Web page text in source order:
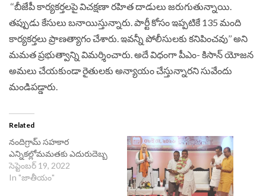
‘‘బీజేపీ కార్యకర్తలపై విచక్షణా రహిత దాడులు జరుగుతున్నాయి.
తప్పుడు కేసులు బనాయిస్తున్నారు. పార్టీ కోసం ఇప్పటికే 135 మంది
కార్యకర్తలు ప్రాణత్యాగం చేశారు. ఇవన్నీ పోలీసులకు కనిపించవు’’ అని
మమత ప్రభుత్వాన్ని విమర్శించారు. అదే విధంగా పీఎం- కిసాన్‌ యోజన
అమలు చేయకుండా రైతులకు అన్యాయం చేస్తున్నారని సువేందు
మండిపడ్డారు.
Related
నందిగ్రామ్‌ స‌హ‌కార
ఎన్నిక‌ల్లోమమతకు ఎదురుదెబ్బ
సెప్టెంబర్ 19, 2022
In "జాతీయం"